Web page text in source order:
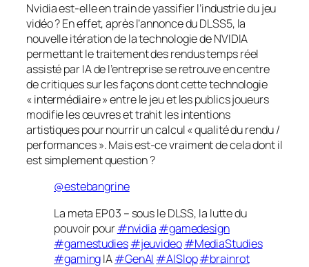
Nvidia est-elle en train de yassifier l’industrie du jeu
vidéo ? En effet, après l’annonce du DLSS5, la
nouvelle itération de la technologie de NVIDIA
permettant le traitement des rendus temps réel
assisté par IA de l’entreprise se retrouve en centre
de critiques sur les façons dont cette technologie
« intermédiaire » entre le jeu et les publics joueurs
modifie les œuvres et trahit les intentions
artistiques pour nourrir un calcul « qualité du rendu /
performances ». Mais est-ce vraiment de cela dont il
est simplement question ?
@estebangrine
La meta EP03 – sous le DLSS, la lutte du
pouvoir pour#nvidia #gamedesign
#gamestudies#jeuvideo#MediaStudies
#gamingIA#GenAI #AISlop#brainrot